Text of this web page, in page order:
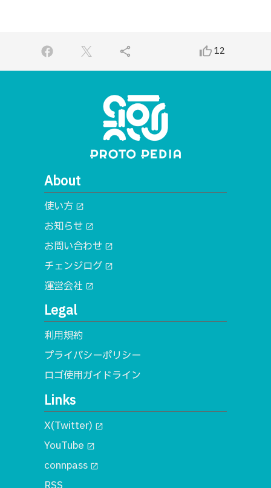
share thumb_up_alt12
About
使い方 open_in_new
お知らせ open_in_new
お問い合わせ open_in_new
チェンジログ open_in_new
運営会社 open_in_new
Legal
利用規約
プライバシーポリシー
ロゴ使用ガイドライン
Links
X(Twitter) open_in_new
YouTube open_in_new
connpass open_in_new